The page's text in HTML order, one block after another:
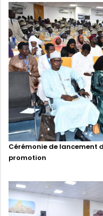
Cérémonie de lancement
promotion